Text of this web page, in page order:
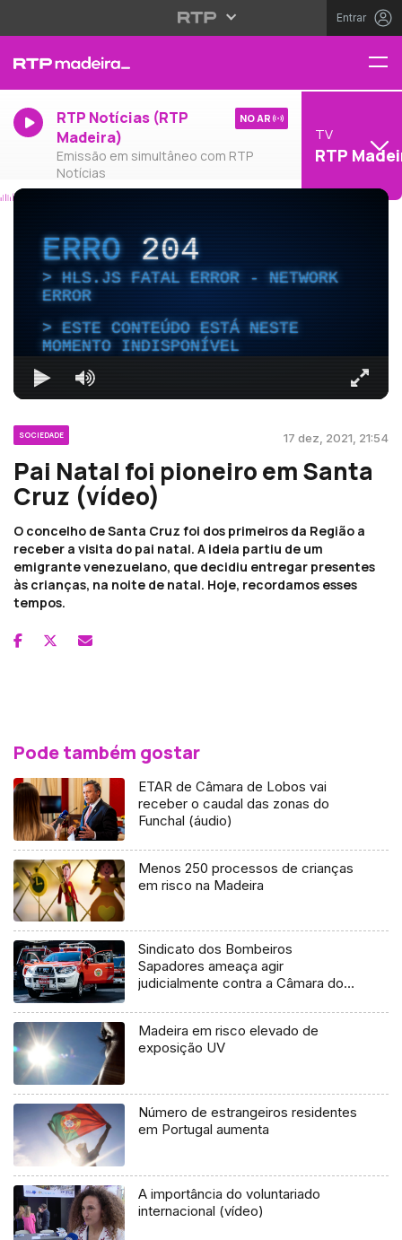
Entrar
RTP Notícias (RTP
Madeira)
Emissão em simultâneo com RTP
Notícias
NO AR
TV
RTP
ERRO204
HLS.JS FATAL ERROR - NETWORK
ERROR
ESTE CONTEÚDO ESTÁ NESTE
MOMENTO INDISPONÍVEL
SOCIEDADE 17 dez, 2021, 21:54
Pai Natal foi pioneiro em Santa
Cruz (vídeo)
O concelho de Santa Cruz foi dos primeiros da Região a
receber a visita do pai natal. A ideia partiu de um
emigrante venezuelano, que decidiu entregar presentes
às crianças, na noite de natal. Hoje, recordamos esses
tempos.
Pode também gostar
ETAR de Câmara de Lobos vai
receber o caudal das zonas do
Funchal (áudio)
Menos 250 processos de crianças
em risco na Madeira
Sindicato dos Bombeiros
Sapadores ameaça agir
judicialmente contra a Câmara do
Madeira em risco elevado de
exposição UV
Número de estrangeiros residentes
em Portugal aumenta
A importância do voluntariado
internacional (vídeo)